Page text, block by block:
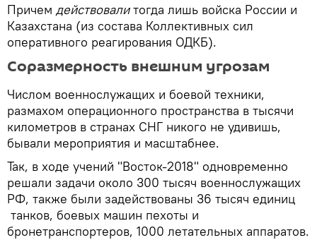
Причем действовалитогда лишь войска России и
Казахстана (из состава Коллективных сил
оперативного реагирования ОДКБ).
Соразмерность внешним угрозам
Числом военнослужащих и боевой техники,
размахом операционного пространства в тысячи
километров в странах СНГ никого не удивишь,
бывали мероприятия и масштабнее.
Так, в ходе учений "Восток-2018" одновременно
решали задачи около 300 тысяч военнослужащих
РФ, также были задействованы 36 тысяч единиц
танков, боевых машин пехоты и
бронетранспортеров, 1000 летательных аппаратов.